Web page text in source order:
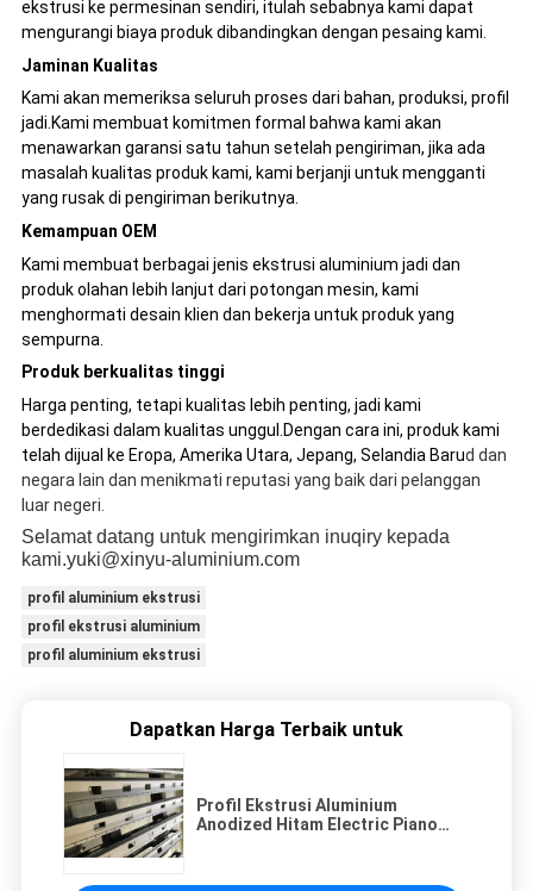
ekstrusi ke permesinan sendiri, itulah sebabnya kami dapat
mengurangi biaya produk dibandingkan dengan pesaing kami.
Jaminan Kualitas
Kami akan memeriksa seluruh proses dari bahan, produksi, profil
jadi.Kami membuat komitmen formal bahwa kami akan
menawarkan garansi satu tahun setelah pengiriman, jika ada
masalah kualitas produk kami, kami berjanji untuk mengganti
yang rusak di pengiriman berikutnya.
Kemampuan OEM
Kami membuat berbagai jenis ekstrusi aluminium jadi dan
produk olahan lebih lanjut dari potongan mesin, kami
menghormati desain klien dan bekerja untuk produk yang
sempurna.
Produk berkualitas tinggi
Harga penting, tetapi kualitas lebih penting, jadi kami
berdedikasi dalam kualitas unggul.Dengan cara ini, produk kami
telah dijual ke Eropa, Amerika Utara, Jepang, Selandia Barud dan
negara lain dan menikmati reputasi yang baik dari pelanggan
luar negeri.
Selamat datang untuk mengirimkan inuqiry kepada
kami.yuki@xinyu-aluminium.com
profil aluminium ekstrusi
profil ekstrusi aluminium
profil aluminium ekstrusi
Dapatkan Harga Terbaik untuk
Profil Ekstrusi Aluminium
Anodized Hitam Electric Piano